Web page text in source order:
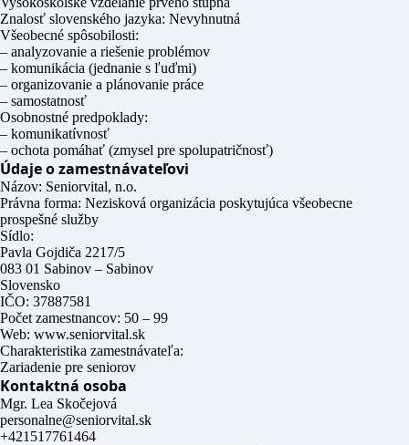
Znalosť slovenského jazyka: Nevyhnutná
Všeobecné spôsobilosti:
– analyzovanie a riešenie problémov
– komunikácia (jednanie s ľuďmi)
– organizovanie a plánovanie práce
– samostatnosť
Osobnostné predpoklady:
– komunikatívnosť
– ochota pomáhať (zmysel pre spolupatričnosť)
Údaje o zamestnávateľovi
Názov: Seniorvital, n.o.
Právna forma: Nezisková organizácia poskytujúca všeobecne
prospešné služby
Sídlo:
Pavla Gojdiča 2217/5
083 01 Sabinov – Sabinov
Slovensko
IČO: 37887581
Počet zamestnancov: 50 – 99
Web: www.seniorvital.sk
Charakteristika zamestnávateľa:
Zariadenie pre seniorov
Kontaktná osoba
Mgr. Lea Skočejová
personalne@seniorvital.sk
+421517761464